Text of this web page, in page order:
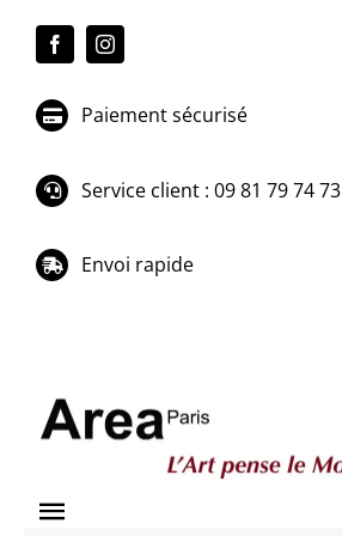
Paiement sécurisé
Service client : 09 81 79 74 73
Envoi rapide